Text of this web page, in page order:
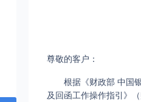
尊敬的客户：
根据《财政部 中国
及回函工作操作指引》